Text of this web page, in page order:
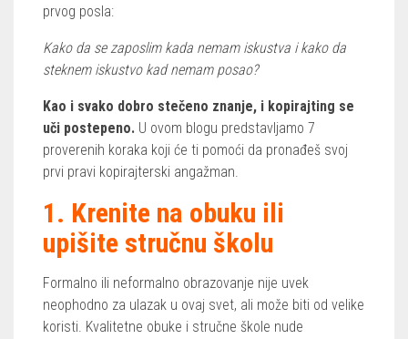
prvog posla:
Kako da se zaposlim kada nemam iskustva i kako da
steknem iskustvo kad nemam posao?
Kao i svako dobro stečeno znanje, i kopirajting se
uči postepeno. U ovom blogu predstavljamo 7
proverenih koraka koji će ti pomoći da pronađeš svoj
prvi pravi kopirajterski angažman.
1. Krenite na obuku ili
upišite stručnu školu
Formalno ili neformalno obrazovanje nije uvek
neophodno za ulazak u ovaj svet, ali može biti od velike
koristi. Kvalitetne obuke i stručne škole nude